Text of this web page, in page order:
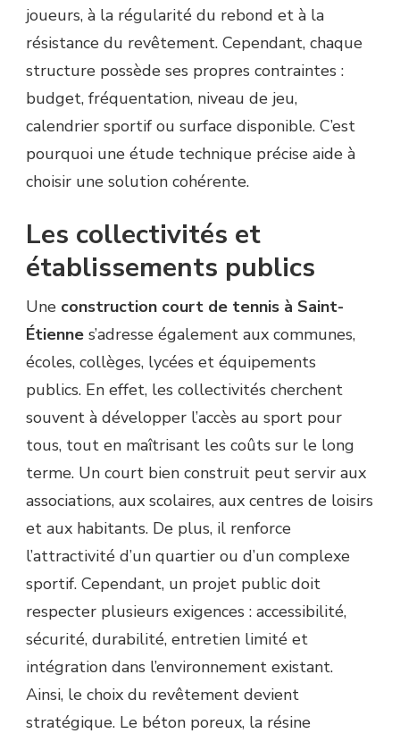
joueurs, à la régularité du rebond et à la
résistance du revêtement. Cependant, chaque
structure possède ses propres contraintes :
budget, fréquentation, niveau de jeu,
calendrier sportif ou surface disponible. C’est
pourquoi une étude technique précise aide à
choisir une solution cohérente.
Les collectivités et
établissements publics
Une construction court de tennis à Saint-
Étienne s’adresse également aux communes,
écoles, collèges, lycées et équipements
publics. En effet, les collectivités cherchent
souvent à développer l’accès au sport pour
tous, tout en maîtrisant les coûts sur le long
terme. Un court bien construit peut servir aux
associations, aux scolaires, aux centres de loisirs
et aux habitants. De plus, il renforce
l’attractivité d’un quartier ou d’un complexe
sportif. Cependant, un projet public doit
respecter plusieurs exigences : accessibilité,
sécurité, durabilité, entretien limité et
intégration dans l’environnement existant.
Ainsi, le choix du revêtement devient
stratégique. Le béton poreux, la résine